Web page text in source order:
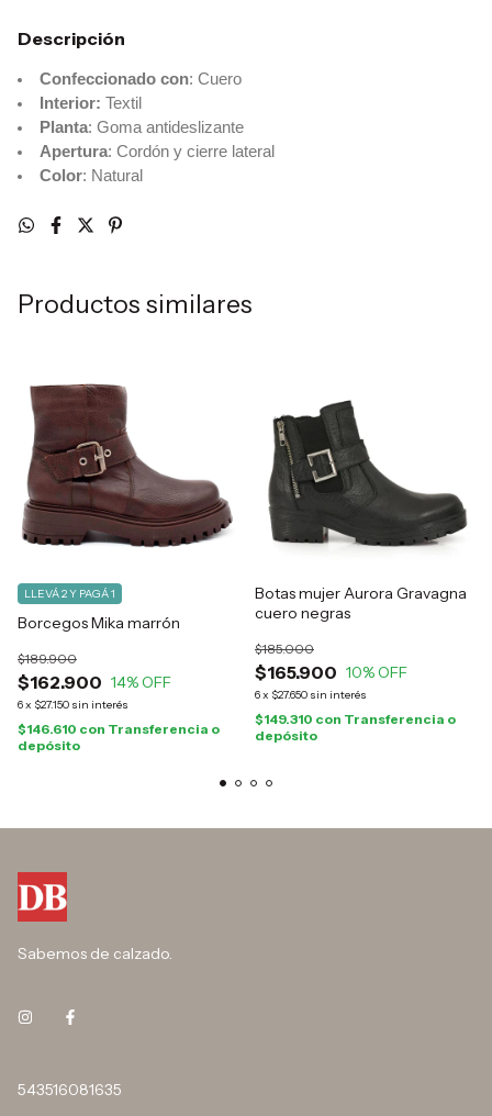
Descripción
Confeccionado con: Cuero
Interior: Textil
Planta: Goma antideslizante
Apertura: Cordón y cierre lateral
Color: Natural
Productos similares
Borcegos Mika marrón
$162.900
$189.900
14% OFF
6x $27.150 sin interés
LLEVÁ 2 Y PAGÁ 1
$146.610 con Transferencia o
depósito
Botas mujer Aurora Gravagna
cuero negras
$165.900
$185.000
10% OFF
6x $27.650 sin interés
$149.310 con Transferencia o
depósito
Sabemos de calzado.
543516081635